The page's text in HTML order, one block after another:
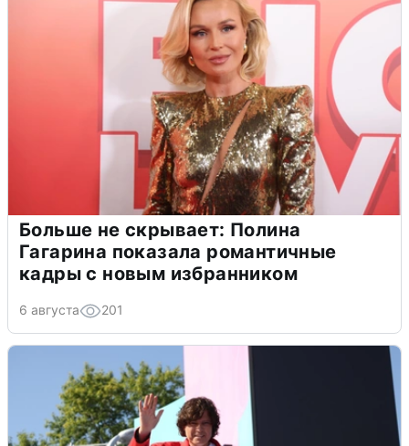
Больше не скрывает: Полина
Гагарина показала романтичные
кадры с новым избранником
6 августа 201